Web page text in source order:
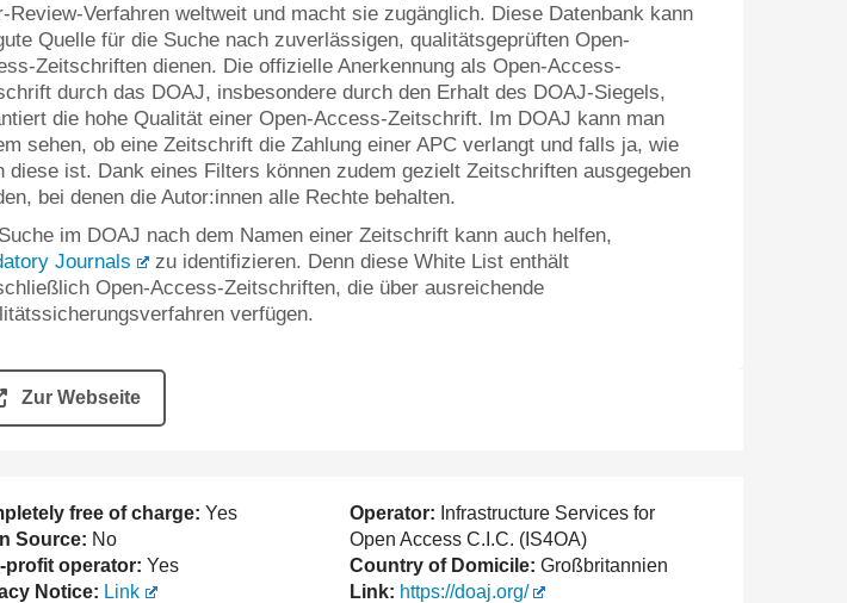
Review-Verfahren weltweit und macht sie zugänglich. Diese Datenbank kann
Quelle für die Suche nach zuverlässigen, qualitätsgeprüften Open-
Zeitschriften dienen. Die offizielle Anerkennung als Open-Access-
durch das DOAJ, insbesondere durch den Erhalt des DOAJ-Siegels,
die hohe Qualität einer Open-Access-Zeitschrift. Im DOAJ kann man
sehen, ob eine Zeitschrift die Zahlung einer APC verlangt und falls ja, wie
diese ist. Dank eines Filters können zudem gezielt Zeitschriften ausgegeben
bei denen die Autor:innen alle Rechte behalten.
im DOAJ nach dem Namen einer Zeitschrift kann auch helfen,
Journals
zu identifizieren. Denn diese White List enthält
Open-Access-Zeitschriften, die über ausreichende
verfügen.
Zur Webseite
free of charge: Yes
Source: No
profit operator: Yes
Notice: Link
Operator: Infrastructure Services for
Open Access C.I.C. (IS4OA)
Country of Domicile: Großbritannien
Link: https://doaj.org/